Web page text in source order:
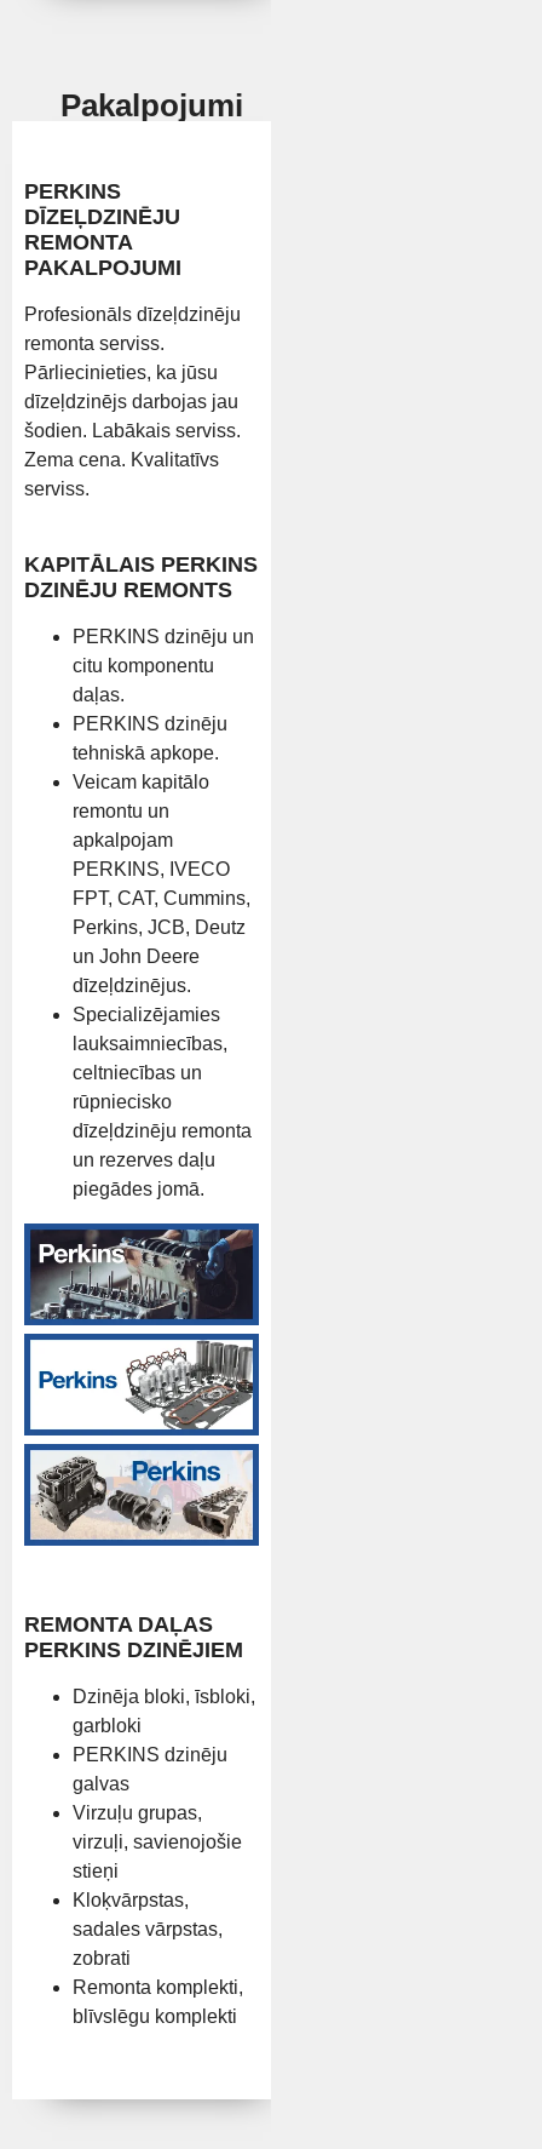
Pakalpojumi
PERKINS
DĪZEĻDZINĒJU
REMONTA
PAKALPOJUMI
Profesionāls dīzeļdzinēju
remonta serviss.
Pārliecinieties, ka jūsu
dīzeļdzinējs darbojas jau
šodien. Labākais serviss.
Zema cena. Kvalitatīvs
serviss.
KAPITĀLAIS PERKINS
DZINĒJU REMONTS
PERKINS dzinēju un
citu komponentu
daļas.
PERKINS dzinēju
tehniskā apkope.
Veicam kapitālo
remontu un
apkalpojam
PERKINS, IVECO
FPT, CAT, Cummins,
Perkins, JCB, Deutz
un John Deere
dīzeļdzinējus.
Specializējamies
lauksaimniecības,
celtniecības un
rūpniecisko
dīzeļdzinēju remonta
un rezerves daļu
piegādes jomā.
REMONTA DAĻAS
PERKINS DZINĒJIEM
Dzinēja bloki, īsbloki,
garbloki
PERKINS dzinēju
galvas
Virzuļu grupas,
virzuļi, savienojošie
stieņi
Kloķvārpstas,
sadales vārpstas,
zobrati
Remonta komplekti,
blīvslēgu komplekti